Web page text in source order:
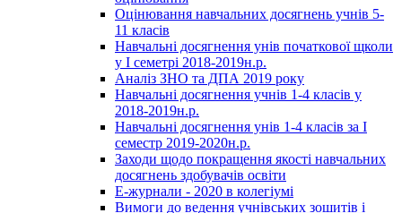
Оцінювання навчальних досягнень учнів 5-
11 класів
Навчальні досягнення унів початкової щколи
у І семетрі 2018-2019н.р.
Аналіз ЗНО та ДПА 2019 року
Навчальні досягнення учнів 1-4 класів у
2018-2019н.р.
Навчальні досягнення унів 1-4 класів за І
семестр 2019-2020н.р.
Заходи щодо покращення якості навчальних
досягнень здобувачів освіти
Е-журнали - 2020 в колегіумі
Вимоги до ведення учнівських зошитів і